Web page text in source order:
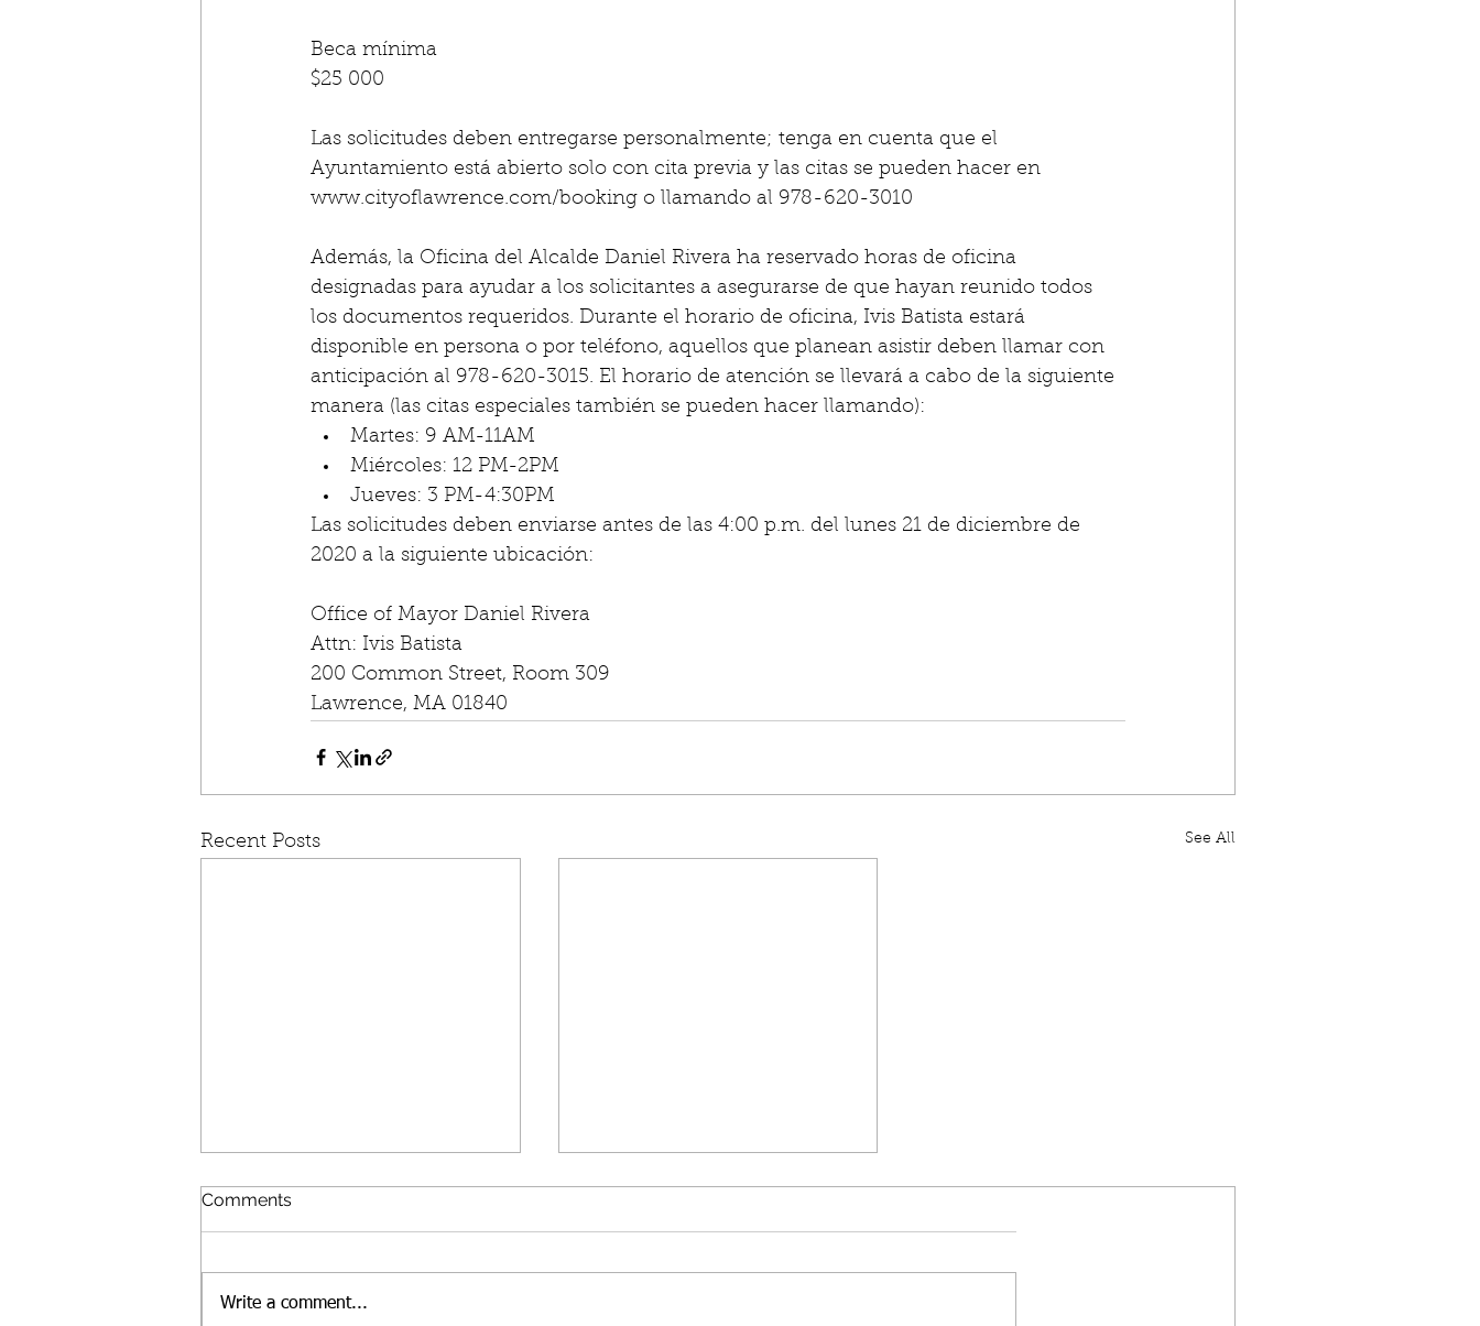
Beca mínima
$25 000
Las solicitudes deben entregarse personalmente; tenga en cuenta que el
Ayuntamiento está abierto solo con cita previa y las citas se pueden hacer en
www.cityoflawrence.com/booking o llamando al 978-620-3010
Además, la Oficina del Alcalde Daniel Rivera ha reservado horas de oficina
designadas para ayudar a los solicitantes a asegurarse de que hayan reunido todos
los documentos requeridos. Durante el horario de oficina, Ivis Batista estará
disponible en persona o por teléfono, aquellos que planean asistir deben llamar con
anticipación al 978-620-3015. El horario de atención se llevará a cabo de la siguiente
manera (las citas especiales también se pueden hacer llamando):
Martes: 9 AM-11AM
Miércoles: 12 PM-2PM
Jueves: 3 PM-4:30PM
Las solicitudes deben enviarse antes de las 4:00 p.m. del lunes 21 de diciembre de
2020 a la siguiente ubicación:
Office of Mayor Daniel Rivera
Attn: Ivis Batista
200 Common Street, Room 309
Lawrence, MA 01840
Recent Posts See All
Comments
Write a comment...